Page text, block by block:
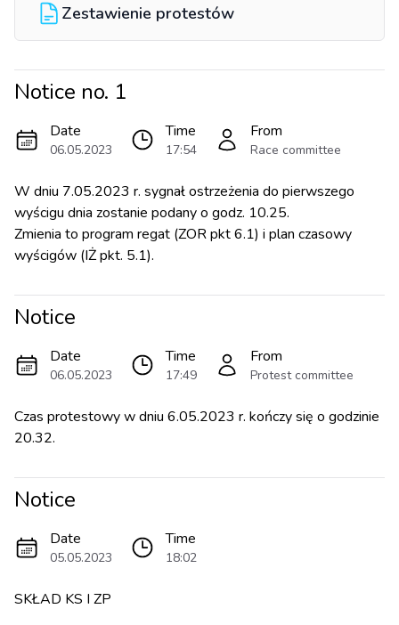
Zestawienie protestów
Notice no. 1
Date
06.05.2023
Time
17:54
From
Race committee
W dniu 7.05.2023 r. sygnał ostrzeżenia do pierwszego
wyścigu dnia zostanie podany o godz. 10.25.
Zmienia to program regat (ZOR pkt 6.1) i plan czasowy
wyścigów (IŻ pkt. 5.1).
Notice
Date
06.05.2023
Time
17:49
From
Protest committee
Czas protestowy w dniu 6.05.2023 r. kończy się o godzinie
20.32.
Notice
Date
05.05.2023
Time
18:02
SKŁAD KS I ZP